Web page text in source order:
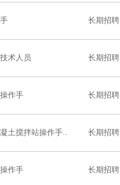
长期招聘
术人员 长期招聘
作手 长期招聘
土搅拌站操作手.. 长期招聘
作手 长期招聘